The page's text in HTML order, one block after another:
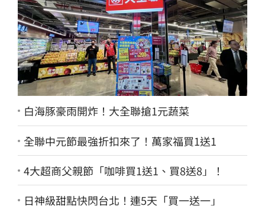
白海豚豪雨開炸！大全聯搶1元蔬菜
全聯中元節最強折扣來了！萬家福買1送1
4大超商父親節「咖啡買1送1、買8送8」！
日神級甜點快閃台北！連5天「買一送一」